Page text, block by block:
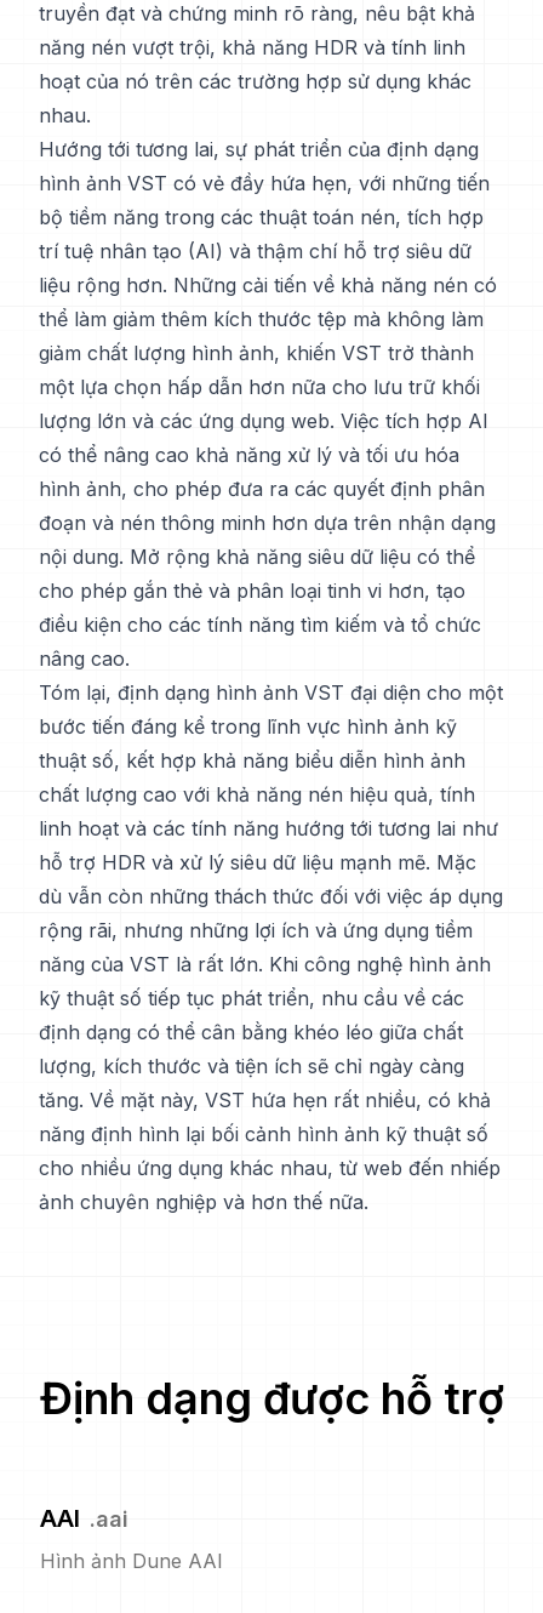
truyền đạt và chứng minh rõ ràng, nêu bật khả
năng nén vượt trội, khả năng HDR và tính linh
hoạt của nó trên các trường hợp sử dụng khác
nhau.
Hướng tới tương lai, sự phát triển của định dạng
hình ảnh VST có vẻ đầy hứa hẹn, với những tiến
bộ tiềm năng trong các thuật toán nén, tích hợp
trí tuệ nhân tạo (AI) và thậm chí hỗ trợ siêu dữ
liệu rộng hơn. Những cải tiến về khả năng nén có
thể làm giảm thêm kích thước tệp mà không làm
giảm chất lượng hình ảnh, khiến VST trở thành
một lựa chọn hấp dẫn hơn nữa cho lưu trữ khối
lượng lớn và các ứng dụng web. Việc tích hợp AI
có thể nâng cao khả năng xử lý và tối ưu hóa
hình ảnh, cho phép đưa ra các quyết định phân
đoạn và nén thông minh hơn dựa trên nhận dạng
nội dung. Mở rộng khả năng siêu dữ liệu có thể
cho phép gắn thẻ và phân loại tinh vi hơn, tạo
điều kiện cho các tính năng tìm kiếm và tổ chức
nâng cao.
Tóm lại, định dạng hình ảnh VST đại diện cho một
bước tiến đáng kể trong lĩnh vực hình ảnh kỹ
thuật số, kết hợp khả năng biểu diễn hình ảnh
chất lượng cao với khả năng nén hiệu quả, tính
linh hoạt và các tính năng hướng tới tương lai như
hỗ trợ HDR và xử lý siêu dữ liệu mạnh mẽ. Mặc
dù vẫn còn những thách thức đối với việc áp dụng
rộng rãi, nhưng những lợi ích và ứng dụng tiềm
năng của VST là rất lớn. Khi công nghệ hình ảnh
kỹ thuật số tiếp tục phát triển, nhu cầu về các
định dạng có thể cân bằng khéo léo giữa chất
lượng, kích thước và tiện ích sẽ chỉ ngày càng
tăng. Về mặt này, VST hứa hẹn rất nhiều, có khả
năng định hình lại bối cảnh hình ảnh kỹ thuật số
cho nhiều ứng dụng khác nhau, từ web đến nhiếp
ảnh chuyên nghiệp và hơn thế nữa.
Định dạng được hỗ trợ
AAI .aai
Hình ảnh Dune AAI